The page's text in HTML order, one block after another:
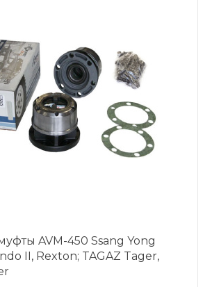
AVM-450 Ssang Yong
II, Rexton; TAGAZ Tager,